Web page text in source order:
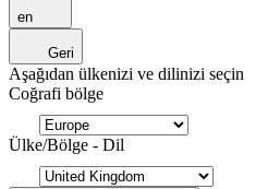
en
Geri
Aşağıdan ülkenizi ve dilinizi seçin
Coğrafi bölge
Ülke/Bölge - Dil